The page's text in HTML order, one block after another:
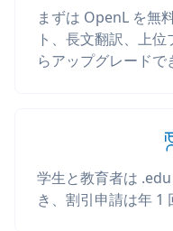
まずは OpenL を無
ト、長文翻訳、上
らアップグレードで
学生と教育者は
き、割引申請は年 1